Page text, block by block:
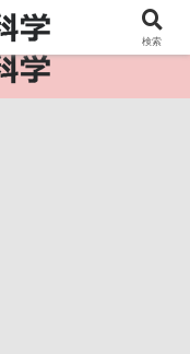
ンフラ。
検索